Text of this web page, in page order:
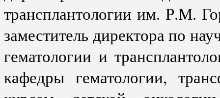
трансплантологии им. Р.М.
заместитель директора по
гематологии и
кафедры гематологии,